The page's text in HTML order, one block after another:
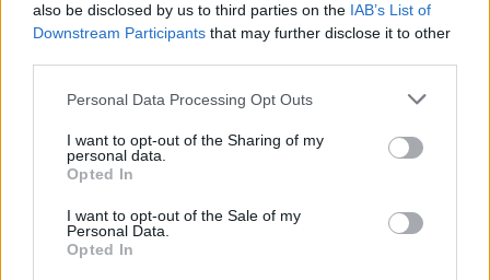
also be disclosed by us to third parties on the IAB’s List of
Downstream Participants that may further disclose it to other
Personal Data Processing Opt Outs
I want to opt-out of the Sharing of my
personal data.
Opted In
I want to opt-out of the Sale of my
Personal Data.
Opted In